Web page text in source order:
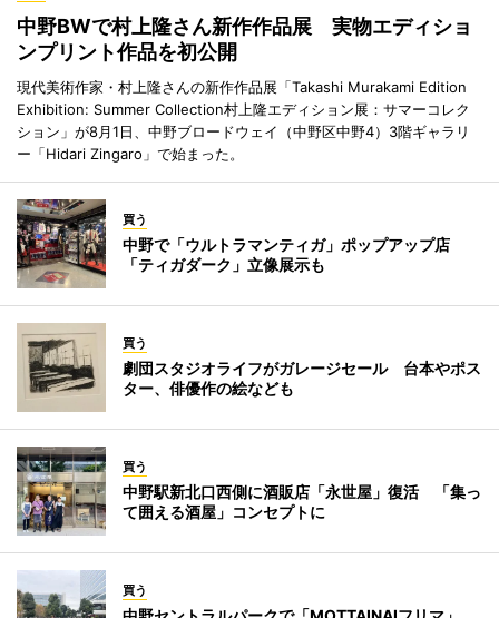
中野BWで村上隆さん新作作品展 実物エディショ
ンプリント作品を初公開
現代美術作家・村上隆さんの新作作品展「Takashi Murakami Edition
Exhibition: Summer Collection村上隆エディション展：サマーコレク
ション」が8月1日、中野ブロードウェイ（中野区中野4）3階ギャラリ
ー「Hidari Zingaro」で始まった。
買う
中野で「ウルトラマンティガ」ポップアップ店
「ティガダーク」立像展示も
買う
劇団スタジオライフがガレージセール 台本やポス
ター、俳優作の絵なども
買う
中野駅新北口西側に酒販店「永世屋」復活 「集っ
て囲える酒屋」コンセプトに
買う